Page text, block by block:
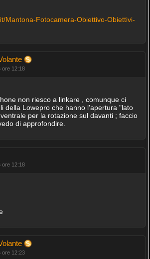
Mantona-Fotocamera-Obiettivo-Obiettivi-
ore 12:18
non riesco a linkare , comunque ci
della Lowepro che hanno l'apertura "lato
per la rotazione sul davanti ; faccio
di approfondire.
ore 12:18
ore 12:23